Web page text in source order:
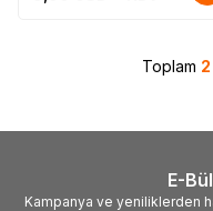
Toplam 2
E-
Kampanya ve yeniliklerden